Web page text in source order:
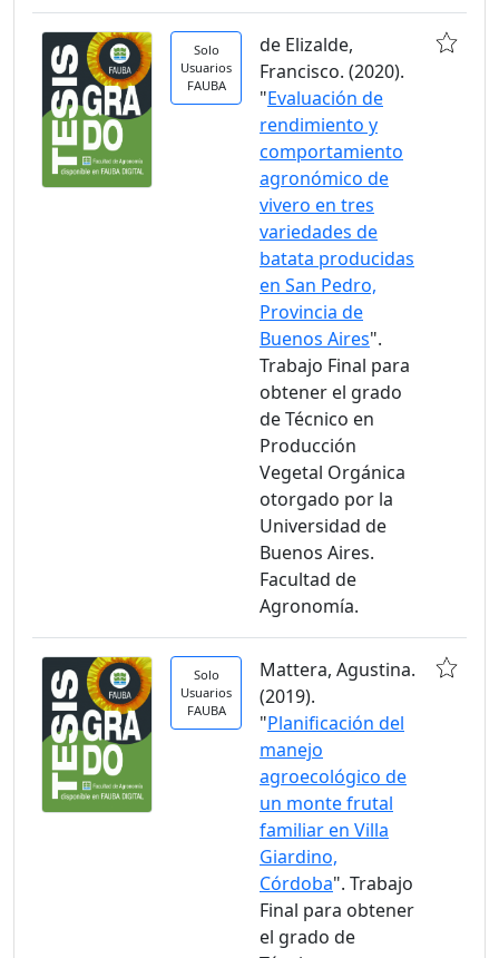
Solo
Usuarios
FAUBA
de Elizalde,
Francisco. (2020).
"Evaluación de
rendimiento y
comportamiento
agronómico de
vivero en tres
variedades de
batata producidas
en San Pedro,
Provincia de
Buenos Aires".
Trabajo Final para
obtener el grado
de Técnico en
Producción
Vegetal Orgánica
otorgado por la
Universidad de
Buenos Aires.
Facultad de
Agronomía.
Solo
Usuarios
FAUBA
Mattera, Agustina.
(2019).
"Planificación del
manejo
agroecológico de
un monte frutal
familiar en Villa
Giardino,
Córdoba". Trabajo
Final para obtener
el grado de